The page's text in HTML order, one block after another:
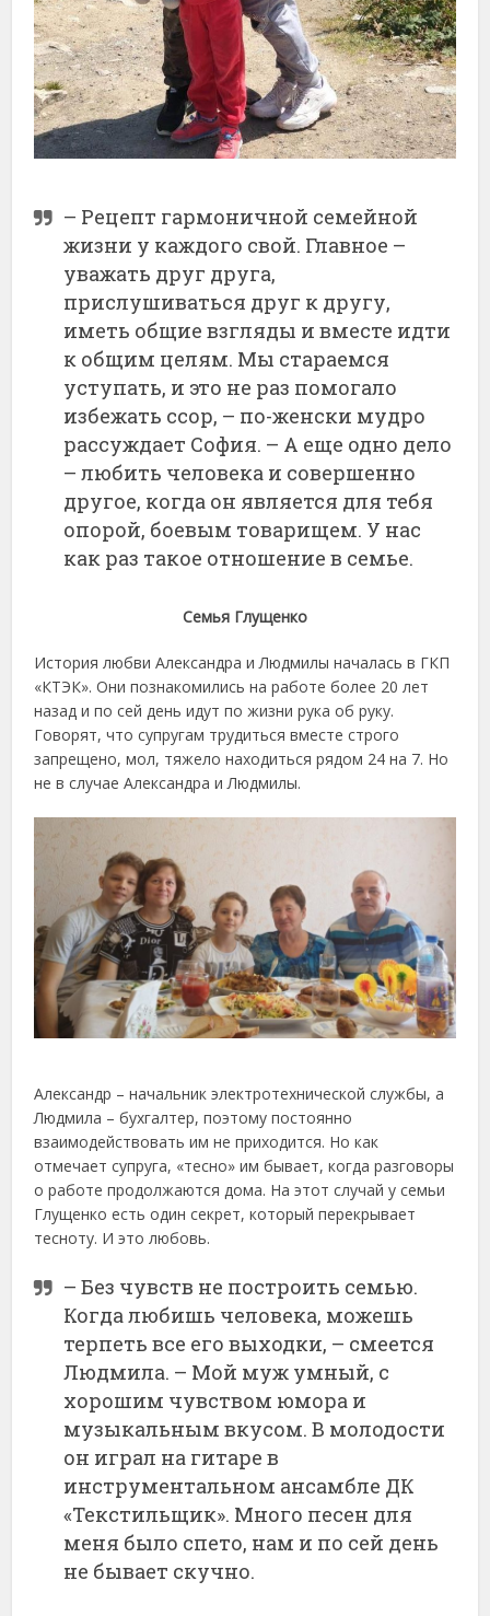
– Рецепт гармоничной семейной
жизни у каждого свой. Главное –
уважать друг друга,
прислушиваться друг к другу,
иметь общие взгляды и вместе идти
к общим целям. Мы стараемся
уступать, и это не раз помогало
избежать ссор, – по-женски мудро
рассуждает София. – А еще одно дело
– любить человека и совершенно
другое, когда он является для тебя
опорой, боевым товарищем. У нас
как раз такое отношение в семье.
Семья Глущенко
История любви Александра и Людмилы началась в ГКП
«КТЭК». Они познакомились на работе более 20 лет
назад и по сей день идут по жизни рука об руку.
Говорят, что супругам трудиться вместе строго
запрещено, мол, тяжело находиться рядом 24 на 7. Но
не в случае Александра и Людмилы.
Александр – начальник электротехнической службы, а
Людмила – бухгалтер, поэтому постоянно
взаимодействовать им не приходится. Но как
отмечает супруга, «тесно» им бывает, когда разговоры
о работе продолжаются дома. На этот случай у семьи
Глущенко есть один секрет, который перекрывает
тесноту. И это любовь.
– Без чувств не построить семью.
Когда любишь человека, можешь
терпеть все его выходки, – смеется
Людмила. – Мой муж умный, с
хорошим чувством юмора и
музыкальным вкусом. В молодости
он играл на гитаре в
инструментальном ансамбле ДК
«Текстильщик». Много песен для
меня было спето, нам и по сей день
не бывает скучно.